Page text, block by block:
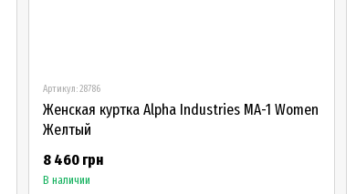
Артикул: 28786
Женская куртка Alpha Industries MA-1 Women
Желтый
8 460 грн
В наличии